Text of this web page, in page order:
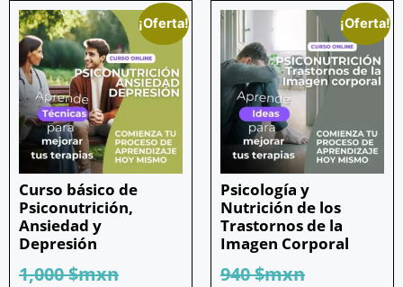
¡Oferta!
Curso básico de
Psiconutrición,
Ansiedad y
Depresión
1,000$mxn
¡Oferta!
Psicología y
Nutrición de los
Trastornos de la
Imagen Corporal
940$mxn